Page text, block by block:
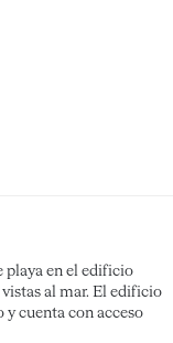
playa en el edificio
al mar. El edificio
cuenta con acceso